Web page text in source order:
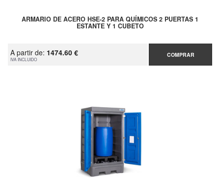
ARMARIO DE ACERO HSE-2 PARA QUÍMICOS 2 PUERTAS 1
ESTANTE Y 1 CUBETO
A partir de: 1474.60 €
IVA INCLUIDO
COMPRAR